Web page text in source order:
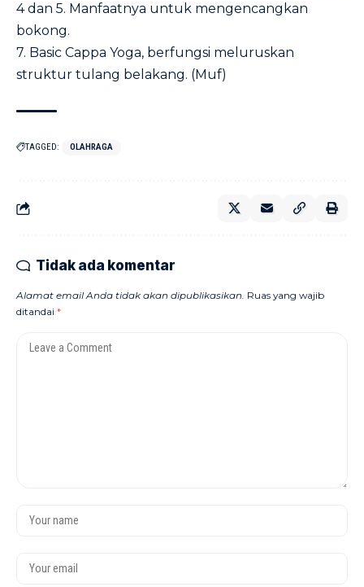
4 dan 5. Manfaatnya untuk mengencangkan
bokong.
7. Basic Cappa Yoga, berfungsi meluruskan
struktur tulang belakang. (Muf)
TAGGED: OLAHRAGA
Tidak ada komentar
Alamat email Anda tidak akan dipublikasikan. Ruas yang wajib
ditandai *